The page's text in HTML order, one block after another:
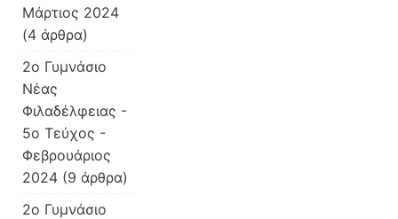
Μάρτιος 2024
(4 άρθρα)
2ο Γυμνάσιο
Νέας
Φιλαδέλφειας -
5ο Τεύχος -
Φεβρουάριος
2024 (9 άρθρα)
2ο Γυμνάσιο